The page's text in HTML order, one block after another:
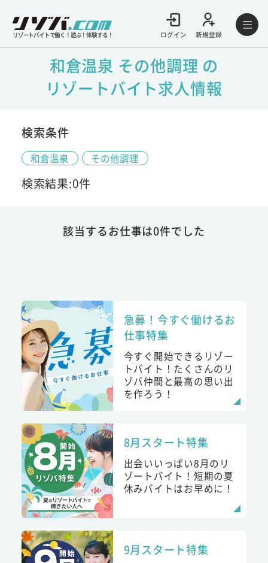
リゾートバイトで働く！遊ぶ！体験する！ ログイン 新規登録
和倉温泉 その他調理 の
リゾートバイト求人情報
検索条件
和倉温泉 その他調理
検索結果:0件
該当するお仕事は0件でした
急募！今すぐ働けるお
仕事特集
今すぐ開始できるリゾー
トバイト！たくさんのリ
ゾバ仲間と最高の思い出
を作ろう！
8月スタート特集
出会いいっぱい8月のリ
ゾートバイト！短期の夏
休みバイトはお早めに！
9月スタート特集